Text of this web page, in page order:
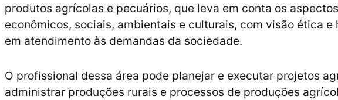
produtos agrícolas e pecuários, que leva em conta os
econômicos, sociais, ambientais e culturais, com visão ética e
em atendimento às demandas da sociedade.
O profissional dessa área pode planejar e executar projetos
administrar produções rurais e processos de produções